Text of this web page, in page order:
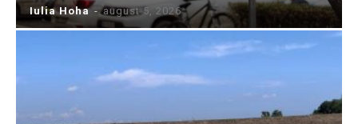
Iulia Hoha - august 5, 2026